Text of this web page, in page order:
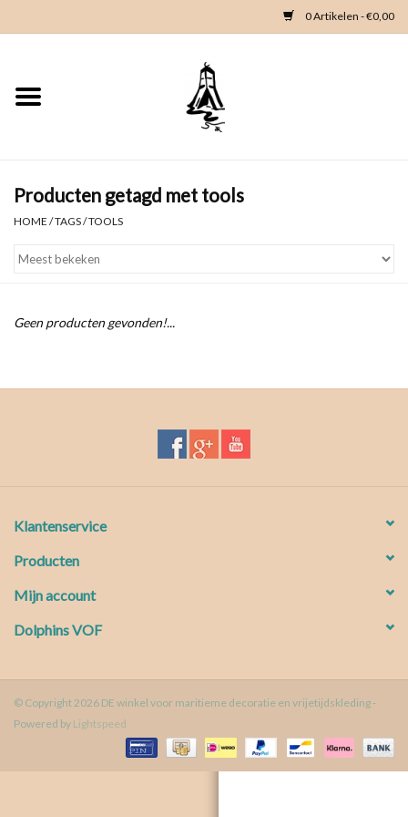
0 Artikelen - €0,00
Home
Kleding
Producten getagd met tools
HOME /TAGS/TOOLS
Geen producten gevonden!...
Klantenservice
Producten
Mijn account
Dolphins VOF
© Copyright 2026 DE winkel voor maritieme decoratie en vrijetijdskleding -
Powered by Lightspeed